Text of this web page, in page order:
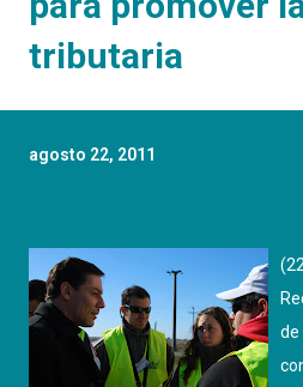
tributaria
agosto 22, 2011
de